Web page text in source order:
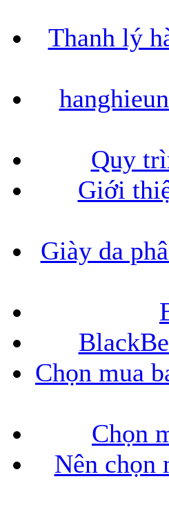
Thanh lý
Quy
Giới
Giày da
Chọn mua
Chọn
Nên chọn